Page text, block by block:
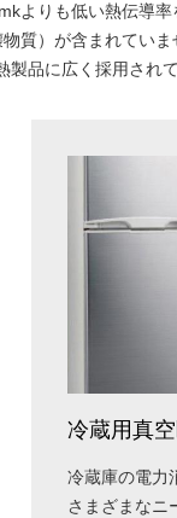
よりも低い熱伝導率
質）が含まれてい
品に広く採用されて
冷蔵用真
冷蔵庫の電力
さまざまなニ